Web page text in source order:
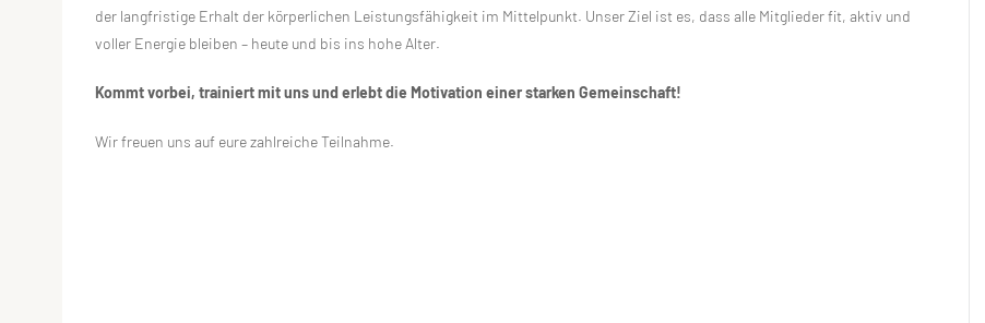
der langfristige Erhalt der körperlichen Leistungsfähigkeit im Mittelpunkt. Unser Ziel ist es, dass alle Mitglieder fit, aktiv und
voller Energie bleiben – heute und bis ins hohe Alter.
Kommt vorbei, trainiert mit uns und erlebt die Motivation einer starken Gemeinschaft!
Wir freuen uns auf eure zahlreiche Teilnahme.